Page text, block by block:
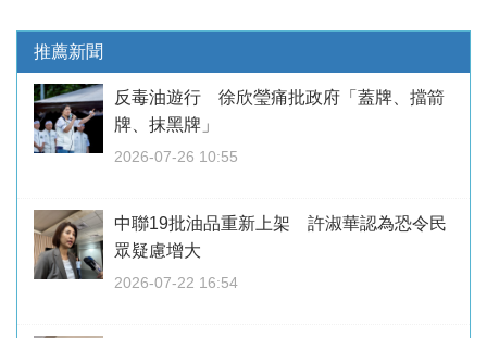
推薦新聞
反毒油遊行 徐欣瑩痛批政府「蓋牌、擋箭
牌、抹黑牌」
2026-07-26 10:55
中聯19批油品重新上架 許淑華認為恐令民
眾疑慮增大
2026-07-22 16:54